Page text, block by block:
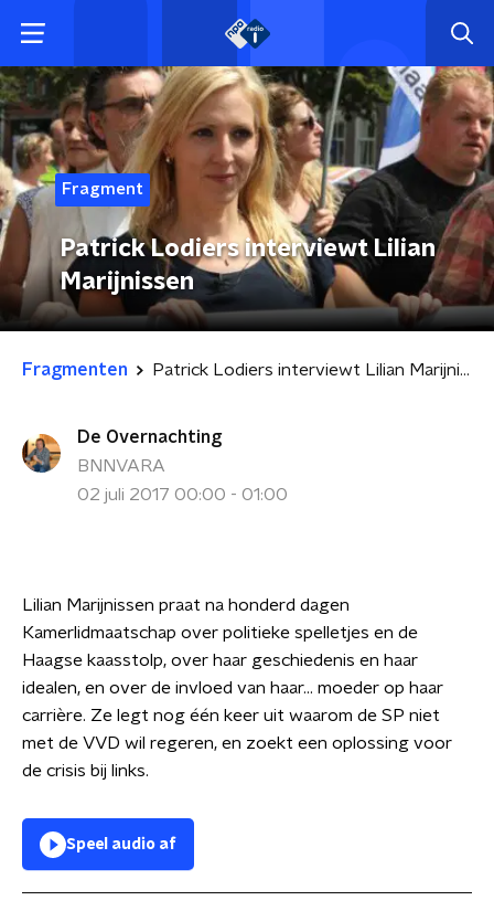
Fragment
Patrick Lodiers interviewt Lilian
Marijnissen
Fragmenten Patrick Lodiers interviewt Lilian Marijnissen
De Overnachting
BNNVARA
02 juli 2017 00:00 - 01:00
Lilian Marijnissen praat na honderd dagen
Kamerlidmaatschap over politieke spelletjes en de
Haagse kaasstolp, over haar geschiedenis en haar
idealen, en over de invloed van haar... moeder op haar
carrière. Ze legt nog één keer uit waarom de SP niet
met de VVD wil regeren, en zoekt een oplossing voor
de crisis bij links.
Speel audio af